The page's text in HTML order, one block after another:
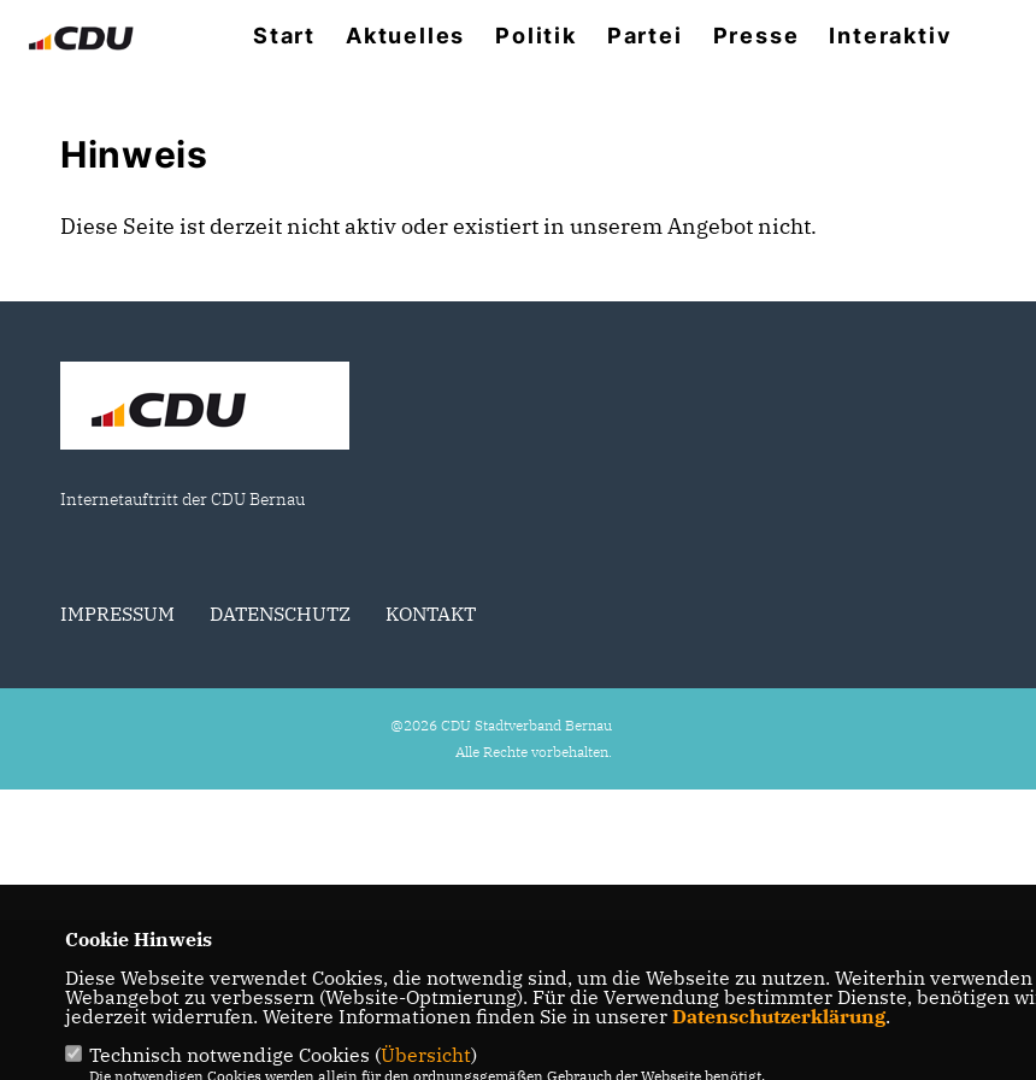
Start Aktuelles Politik Partei Presse Interaktiv
Hinweis
Diese Seite ist derzeit nicht aktiv oder existiert in unserem Angebot nicht.
Internetauftritt der CDU Bernau
IMPRESSUM DATENSCHUTZ KONTAKT
@2026 CDU Stadtverband Bernau
Alle Rechte vorbehalten.
Cookie Hinweis
Diese Webseite verwendet Cookies, die notwendig sind, um die Webseite zu nutzen. Weiterhin
Webangebot zu verbessern (Website-Optmierung). Für die Verwendung bestimmter Dienste, benötigen
jederzeit widerrufen. Weitere Informationen finden Sie in unserer Datenschutzerklärung.
Technisch notwendige Cookies (Übersicht)
Die notwendigen Cookies werden allein für den ordnungsgemäßen Gebrauch der Webseite benötigt.